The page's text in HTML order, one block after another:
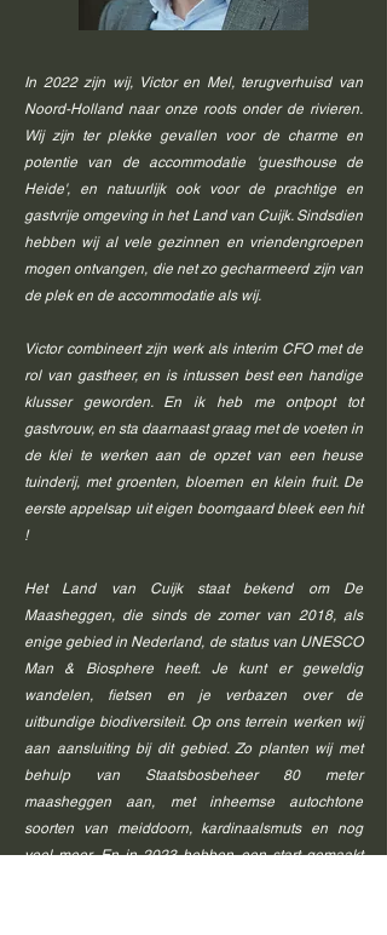
In 2022 zijn wij, Victor en Mel, terugverhuisd van
Noord-Holland naar onze roots onder de rivieren.
Wij zijn ter plekke gevallen voor de charme en
potentie van de accommodatie 'guesthouse de
Heide', en natuurlijk ook voor de prachtige en
gastvrije omgeving in het Land van Cuijk. Sindsdien
hebben wij al vele gezinnen en vriendengroepen
mogen ontvangen, die net zo gecharmeerd zijn van
de plek en de accommodatie als wij.
Victor combineert zijn werk als interim CFO met de
rol van gastheer, en is intussen best een handige
klusser geworden. En ik heb me ontpopt tot
gastvrouw, en sta daarnaast graag met de voeten in
de klei te werken aan de opzet van een heuse
tuinderij, met groenten, bloemen en klein fruit. De
eerste appelsap uit eigen boomgaard bleek een hit
!
Het Land van Cuijk staat bekend om De
Maasheggen, die sinds de zomer van 2018, als
enige gebied in Nederland, de status van UNESCO
Man & Biosphere heeft. Je kunt er geweldig
wandelen, fietsen en je verbazen over de
uitbundige biodiversiteit. Op ons terrein werken wij
aan aansluiting bij dit gebied. Zo planten wij met
behulp van Staatsbosbeheer 80 meter
maasheggen aan, met inheemse autochtone
soorten van meiddoorn, kardinaalsmuts en nog
veel meer. En in 2023 hebben een start gemaakt